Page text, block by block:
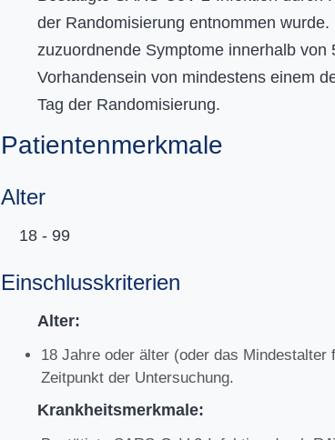
der Randomisierung entnommen
zuzuordnende Symptome innerhalb
Vorhandensein von mindestens einem
Tag der Randomisierung.
Patientenmerkmale
Alter
18 - 99
Einschlusskriterien
Alter:
18 Jahre oder älter (oder das
Zeitpunkt der Untersuchung.
Krankheitsmerkmale: